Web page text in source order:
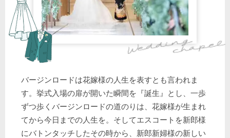
バージンロードは花嫁様の人生を表すとも言われま
す。挙式入場の扉が開いた瞬間を『誕生』とし、一歩
ずつ歩くバージンロードの道のりは、花嫁様が生まれ
てから今日までの人生を。そしてエスコートを新郎様
にバトンタッチしたその時から、新郎新婦様の新しい